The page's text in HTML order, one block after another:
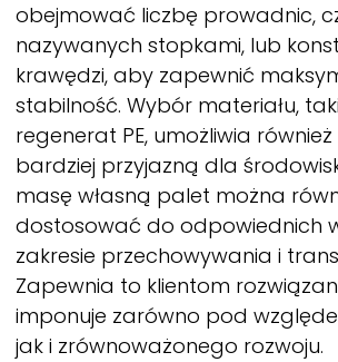
obejmować liczbę prowadnic,
nazywanych stopkami, lub
krawędzi, aby zapewnić
stabilność. Wybór materiału,
regenerat PE, umożliwia
bardziej przyjazną dla
masę własną palet można
dostosować do odpowiednich
zakresie przechowywania i
Zapewnia to klientom
imponuje zarówno pod
jak i zrównoważonego rozwoju.